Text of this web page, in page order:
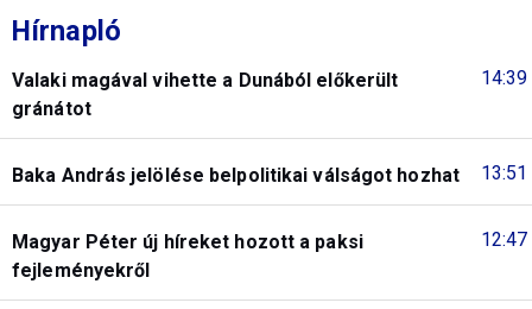
Hírnapló
14:39
Valaki magával vihette a Dunából előkerült
gránátot
13:51
Baka András jelölése belpolitikai válságot hozhat
12:47
Magyar Péter új híreket hozott a paksi
fejleményekről